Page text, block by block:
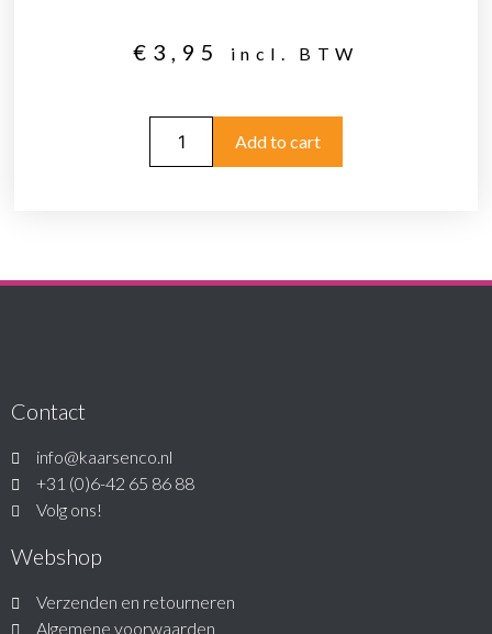
€ 3,95 incl. BTW
Add to cart
Contact
info@kaarsenco.nl
+31 (0)6-42 65 86 88
Volg ons!
Webshop
Verzenden en retourneren
Algemene voorwaarden